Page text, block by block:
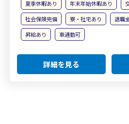
夏季休暇あり
年末年始休暇あり
社会保険完備
寮・社宅あり 退職
昇給あり
車通勤可
詳細を見る